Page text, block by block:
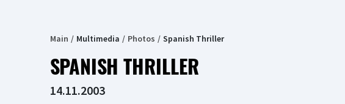
Main Multimedia Photos Spanish Thriller
SPANISH THRILLER
14.11.2003